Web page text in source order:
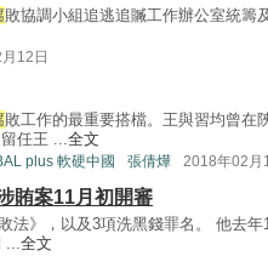
敗協調小組追逃追贓工作辦公室統籌
12日
敗工作的最重要搭檔。王與習均曾在
任王 ...全文
plus 軟硬中國 張倩燁 2018年02月
賄案11月初開審
敗法》，以及3項洗黑錢罪名。 他去
...全文